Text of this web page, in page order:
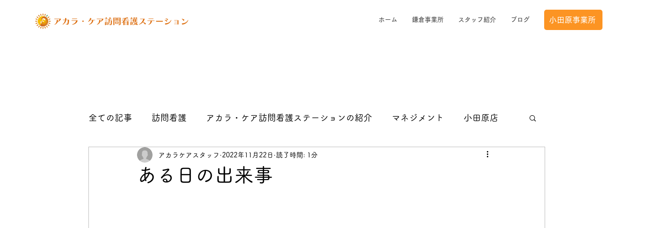
ホーム 鎌倉事業所 スタッフ紹介 ブログ 小田原事業所
全ての記事 訪問看護 アカラ・ケア訪問看護ステーションの紹介 マネジメント 小田原店
お知らせ 管理者の記事
ある日の出来事
アカラケアスタッフ 2022年11月22日 読了時間: 1分